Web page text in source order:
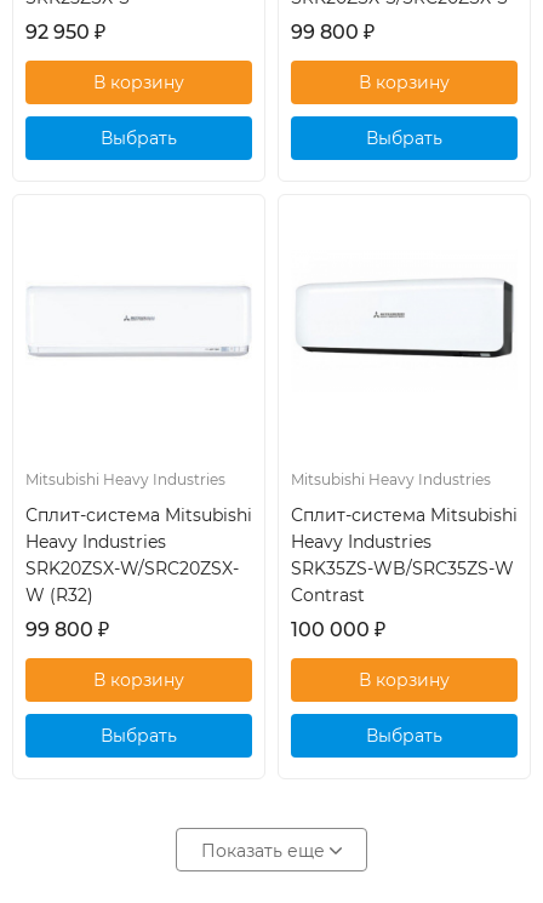
92 950 ₽
Выбрать
99 800 ₽
Выбрать
Mitsubishi Heavy Industries
Сплит-система Mitsubishi
Heavy Industries
SRK20ZSX-W/SRC20ZSX-
W (R32)
99 800 ₽
Выбрать
Mitsubishi Heavy Industries
Сплит-система Mitsubishi
Heavy Industries
SRK35ZS-WB/SRC35ZS-W
Contrast
100 000 ₽
Выбрать
Показать еще